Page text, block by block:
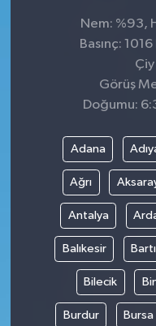
Nem: %93,
Basınç:
Çiy
Görüş
Doğumu:
Adana
Ağrı
Antalya
Balıkesir
Bilecik
Burdur Bursa